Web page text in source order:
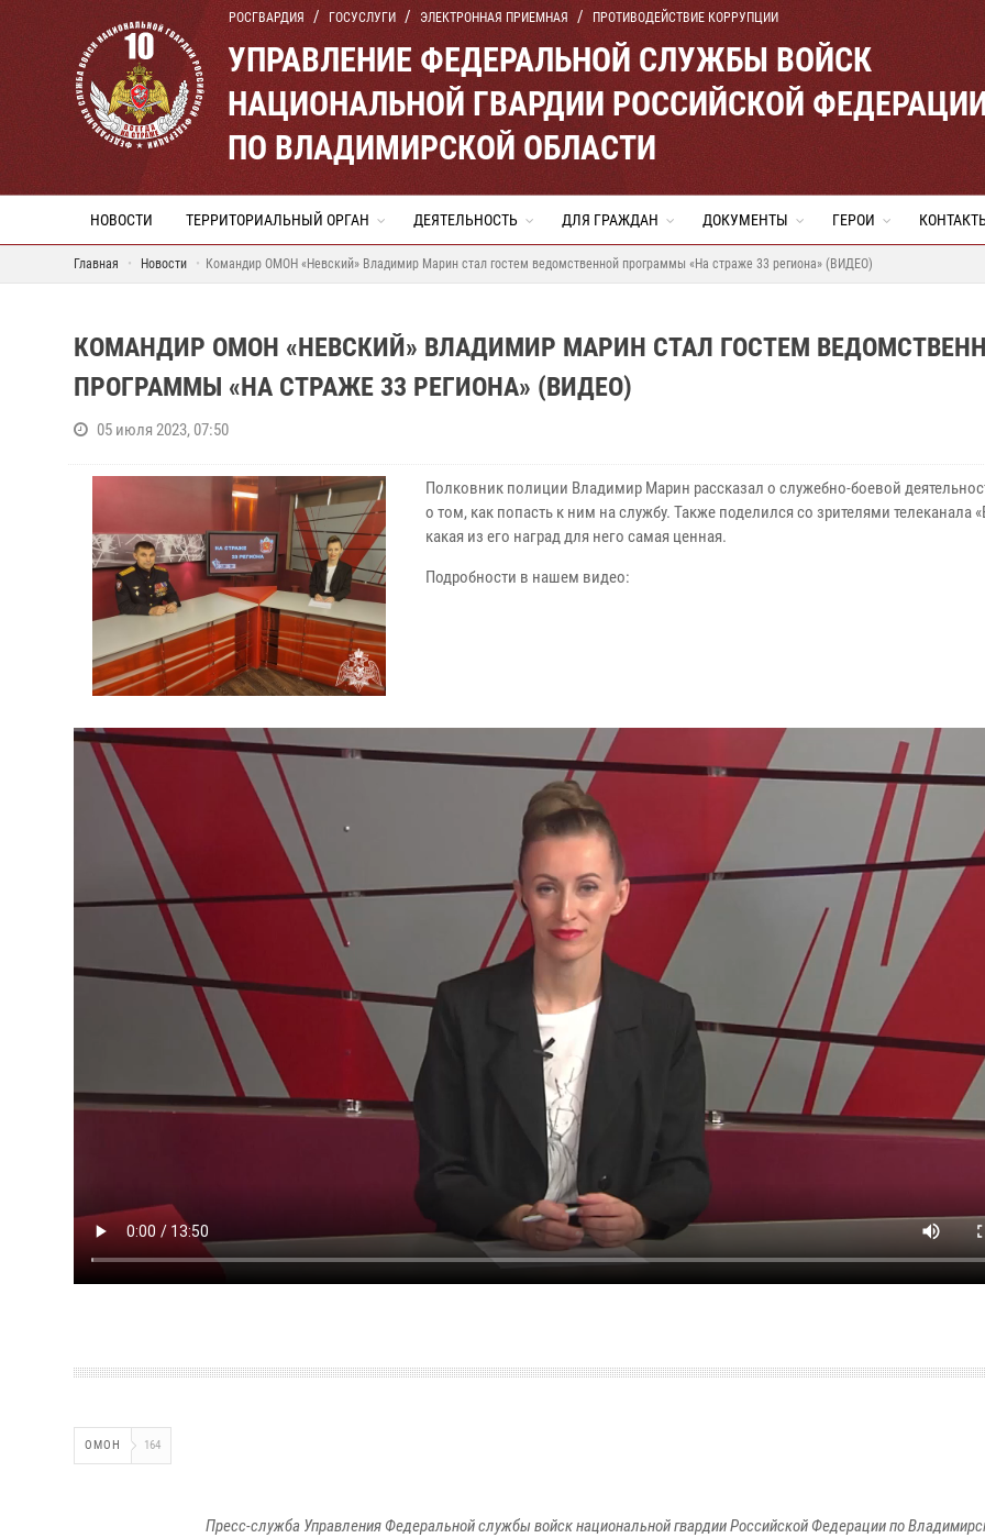
РОСГВАРДИЯ ГОСУСЛУГИ ЭЛЕКТРОННАЯ ПРИЕМНАЯ ПРОТИВОДЕЙСТВИЕ КОРРУПЦИИ
УПРАВЛЕНИЕ ФЕДЕРАЛЬНОЙ СЛУЖБЫ ВОЙСК
НАЦИОНАЛЬНОЙ ГВАРДИИ РОССИЙСКОЙ
ПО ВЛАДИМИРСКОЙ ОБЛАСТИ
НОВОСТИ ТЕРРИТОРИАЛЬНЫЙ ОРГАН ДЕЯТЕЛЬНОСТЬ ДЛЯ ГРАЖДАН ДОКУМЕНТЫ ГЕРОИ
Главная Новости Командир ОМОН «Невский» Владимир Марин стал гостем ведомственной программы «На страже 33 региона» (ВИДЕО)
КОМАНДИР ОМОН «НЕВСКИЙ» ВЛАДИМИР МАРИН СТАЛ ГОСТЕМ
ПРОГРАММЫ «НА СТРАЖЕ 33 РЕГИОНА» (ВИДЕО)
05 июля 2023, 07:50
Полковник полиции Владимир Марин рассказал о служебно-боевой
о том, как попасть к ним на службу. Также поделился со зрителями телеканала
какая из его наград для него самая ценная.
Подробности в нашем видео:
ОМОН 164
Пресс-служба Управления Федеральной службы войск национальной гвардии Российской Федерации по